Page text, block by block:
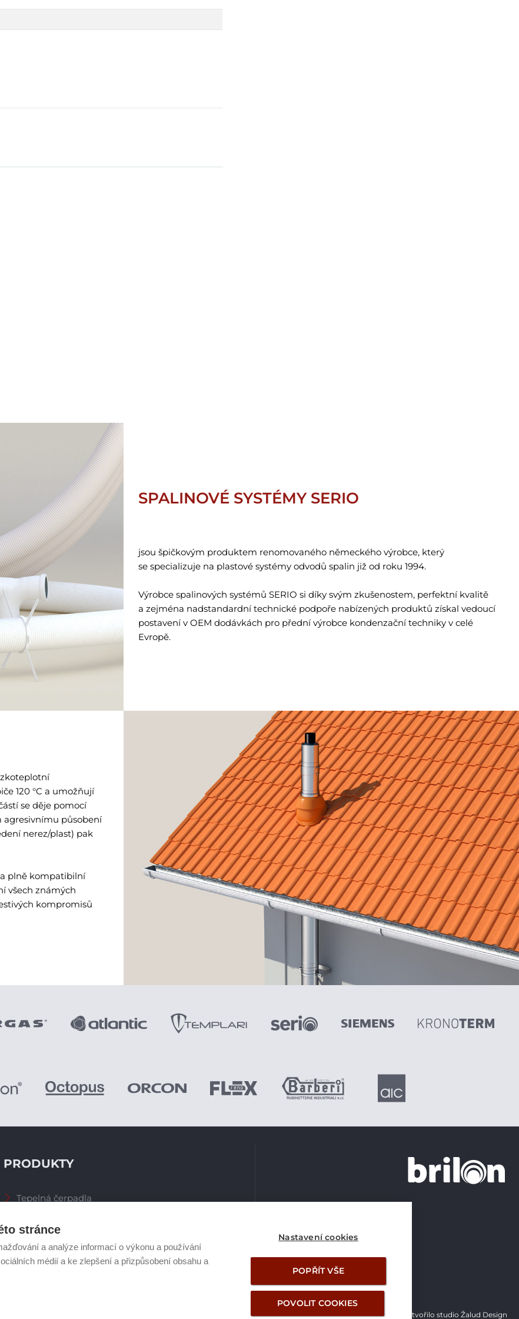
stránce
a analýze informací o výkonu a používání
médií a ke zlepšení a přizpůsobení obsahu a
Nastavení cookies
POPŘÍT VŠE
POVOLIT COOKIES
SPALINOVÉ SYSTÉMY SERIO
jsou špičkovým produktem renomovaného německého výrobce, který
se specializuje na plastové systémy odvodů spalin již od roku 1994.
Výrobce spalinových systémů SERIO si díky svým zkušenostem, perfektní kvalitě
a zejména nadstandardní technické podpoře nabízených produktů získal vedoucí
postavení v OEM dodávkách pro přední výrobce kondenzační techniky v celé
Evropě.
120 °C a umožňují
se děje pomocí
agresivnímu působení
nerez/plast) pak
a plně kompatibilní
všech známých
kompromisů
PRODUKTY
Tepelná čerpadla
Zásobníky TV
Plynové kotle
Ostatní příslušenství
Vytvořilo studio Žalud Design